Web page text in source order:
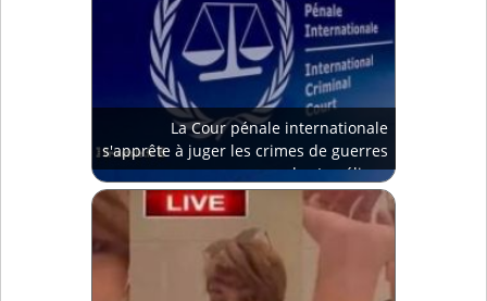
La Cour pénale internationale
s'apprête à juger les crimes de guerres
des Israéliens